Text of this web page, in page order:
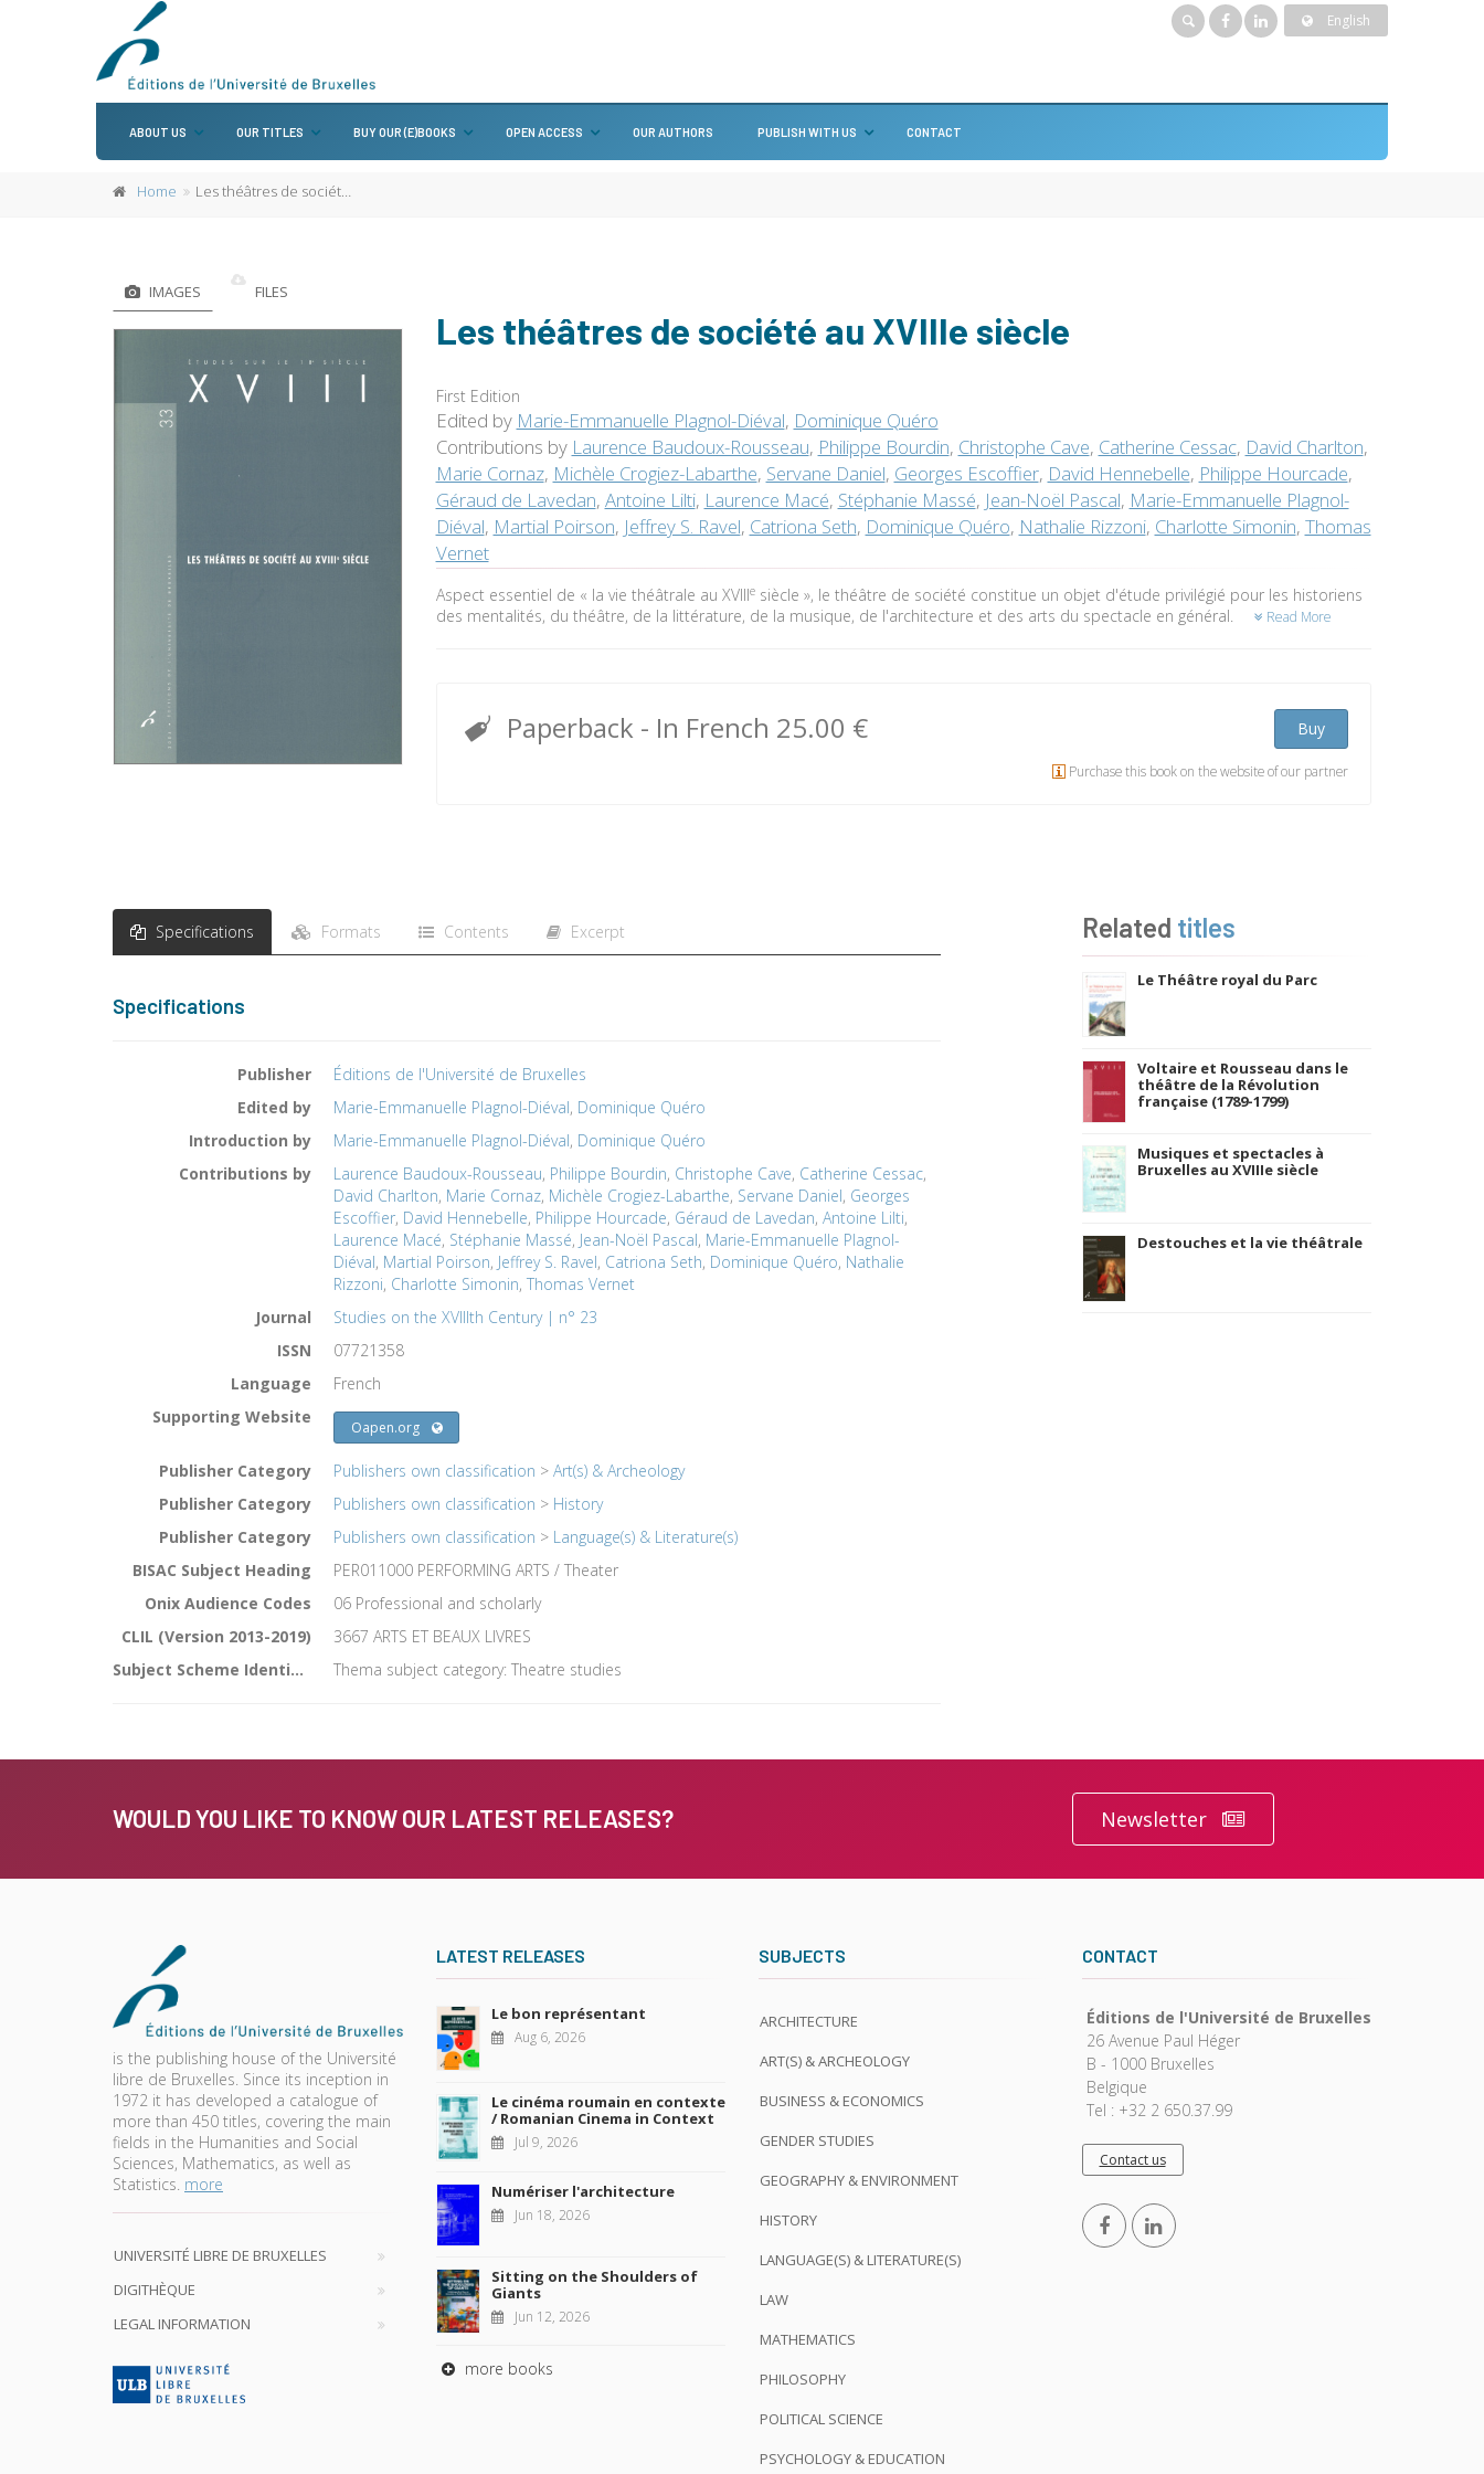
English
ABOUT US OUR TITLES BUY OUR (E)BOOKS OPEN ACCESS OUR AUTHORS PUBLISH WITH US CONTACT
Home Les théâtres de société au XVIIIe siècle
IMAGES FILES
Les théâtres de société au XVIIIe siècle
First Edition
Edited by Marie-Emmanuelle Plagnol-Diéval, Dominique Quéro
Contributions by Laurence Baudoux-Rousseau, Philippe Bourdin, Christophe Cave, Catherine Cessac, David Charlton,
Marie Cornaz, Michèle Crogiez-Labarthe, Servane Daniel, Georges Escoffier, David Hennebelle, Philippe Hourcade,
Géraud de Lavedan, Antoine Lilti, Laurence Macé, Stéphanie Massé, Jean-Noël Pascal, Marie-Emmanuelle Plagnol-
Diéval, Martial Poirson, Jeffrey S. Ravel, Catriona Seth, Dominique Quéro, Nathalie Rizzoni, Charlotte Simonin, Thomas
Vernet
Aspect essentiel de « la vie théâtrale au XVIIIesiècle », le théâtre de société constitue un objet d'étude privilégié pour les historiens
des mentalités, du théâtre, de la littérature, de la musique, de l'architecture et des arts du spectacle en général.
Read More
Paperback - In French 25.00 € Buy
Purchase this book on the website of our partner
Specifications Formats Contents Excerpt
Specifications
Publisher
Éditions de l'Université de Bruxelles
Edited by
Marie-Emmanuelle Plagnol-Diéval, Dominique Quéro
Introduction by
Marie-Emmanuelle Plagnol-Diéval, Dominique Quéro
Contributions by
Laurence Baudoux-Rousseau, Philippe Bourdin, Christophe Cave, Catherine Cessac,
David Charlton, Marie Cornaz, Michèle Crogiez-Labarthe, Servane Daniel, Georges
Escoffier, David Hennebelle, Philippe Hourcade, Géraud de Lavedan, Antoine Lilti,
Laurence Macé, Stéphanie Massé, Jean-Noël Pascal, Marie-Emmanuelle Plagnol-
Diéval, Martial Poirson, Jeffrey S. Ravel, Catriona Seth, Dominique Quéro, Nathalie
Rizzoni, Charlotte Simonin, Thomas Vernet
Journal
Studies on the XVIIIth Century | n° 23
ISSN
07721358
Language
French
Supporting Website
Oapen.org
Publisher Category Publishers own classification > Art(s) & Archeology
Publisher Category
Publishers own classification > History
Publisher Category
Publishers own classification > Language(s) & Literature(s)
BISAC Subject Heading
PER011000 PERFORMING ARTS / Theater
Onix Audience Codes
06 Professional and scholarly
CLIL (Version 2013-2019)
3667 ARTS ET BEAUX LIVRES
Subject Scheme Identifier Code
Thema subject category: Theatre studies
Related titles
Le Théâtre royal du Parc
Voltaire et Rousseau dans le
théâtre de la Révolution
française (1789-1799)
Musiques et spectacles à
Bruxelles au XVIIIe siècle
Destouches et la vie théâtrale
WOULD YOU LIKE TO KNOW OUR LATEST RELEASES? Newsletter
is the publishing house of the Université
libre de Bruxelles. Since its inception in
1972 it has developed a catalogue of
more than 450 titles, covering the main
fields in the Humanities and Social
Sciences, Mathematics, as well as
Statistics. more
UNIVERSITÉ LIBRE DE BRUXELLES
DIGITHÈQUE
LEGAL INFORMATION
LATEST RELEASES
Le bon représentant
Aug 6, 2026
Le cinéma roumain en contexte
/ Romanian Cinema in Context
Jul 9, 2026
Numériser l'architecture
Jun 18, 2026
Sitting on the Shoulders of
Giants
Jun 12, 2026
more books
SUBJECTS
ARCHITECTURE
ART(S) & ARCHEOLOGY
BUSINESS & ECONOMICS
GENDER STUDIES
GEOGRAPHY & ENVIRONMENT
HISTORY
LANGUAGE(S) & LITERATURE(S)
LAW
MATHEMATICS
PHILOSOPHY
POLITICAL SCIENCE
PSYCHOLOGY & EDUCATION
CONTACT
Éditions de l'Université de Bruxelles
26 Avenue Paul Héger
B - 1000 Bruxelles
Belgique
Tel : +32 2 650.37.99
Contact us